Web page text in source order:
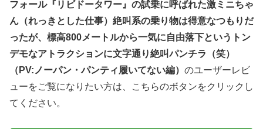
フォール『リビドータワー』の試乗に呼ばれた激ミニちゃ
ん（れっきとした仕事）絶叫系の乗り物は得意なつもりだ
ったが、標高800メートルから一気に自由落下というトン
デモなアトラクションに文字通り絶叫パンチラ（笑）
（PV:ノーパン・パンティ履いてない編） のユーザーレビ
ューをご覧になりたい方は、こちらのボタンをクリックし
てください。